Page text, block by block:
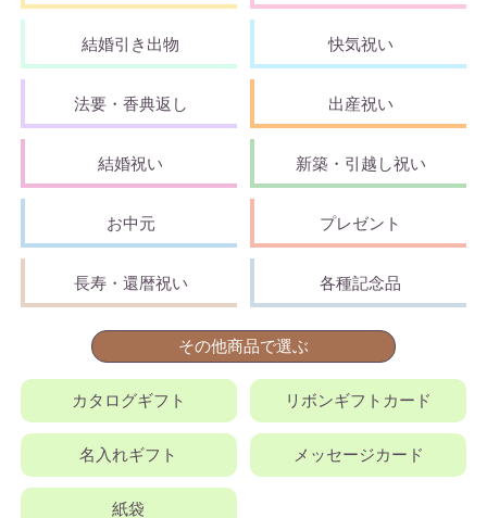
結婚引き出物 快気祝い
法要・香典返し 出産祝い
結婚祝い 新築・引越し祝い
お中元 プレゼント
長寿・還暦祝い 各種記念品
その他商品で選ぶ
カタログギフト リボンギフトカード
名入れギフト メッセージカード
紙袋